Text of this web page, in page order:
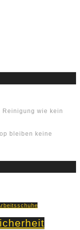
Reinigung wie kein
bleiben keine